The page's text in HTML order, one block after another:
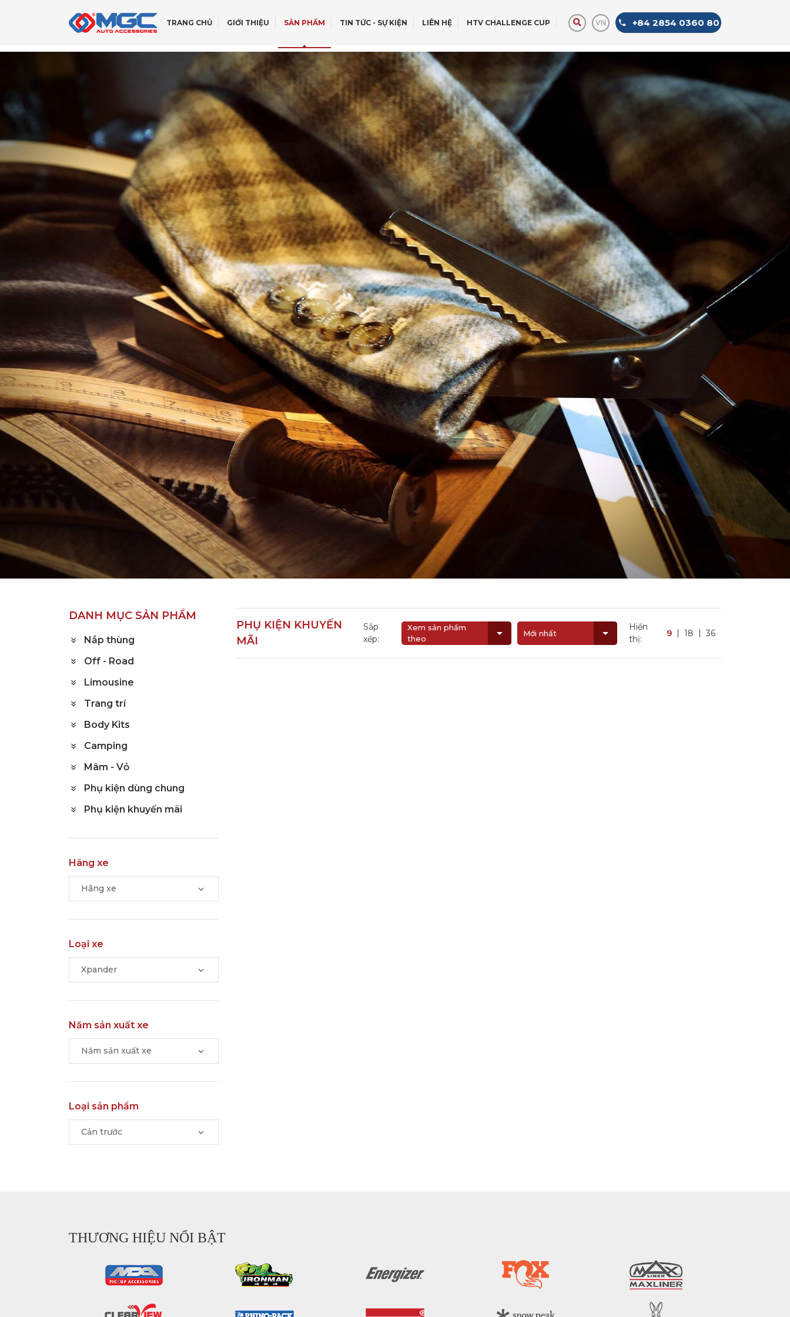
TRANG CHỦ
GIỚI THIỆU
GIỚI THIỆU
NẮP THÙNG OFF - ROAD LIMOUSINE
TRANG TRÍ BODY KITS CAMPING
MÂM - VỎ PHỤ KIỆN DÙNG CHUNG PHỤ KIỆN KHUYẾN MÃI
SẢN PHẨM TIN TỨC - SỰ KIỆN LIÊN HỆ HTV CHALLENGE CUP VN +84 2854 0360 80
Trang chủ Phụ kiện khuyến mãi
DANH MỤC SẢN PHẨM
Nắp thùng
Off - Road
Limousine
Trang trí
Body Kits
Camping
Mâm - Vỏ
Phụ kiện dùng chung
Phụ kiện khuyến mãi
Hãng xe
Hãng xe
Loại xe
Xpander
Năm sản xuất xe
Năm sản xuất xe
Loại sản phẩm
Cản trước
PHỤ KIỆN KHUYẾN
MÃI
Sắp
xếp:
Xem sản phẩm
theo
Mới nhất
Hiển
thị:
9 18 36
THƯƠNG HIỆU NỔI BẬT